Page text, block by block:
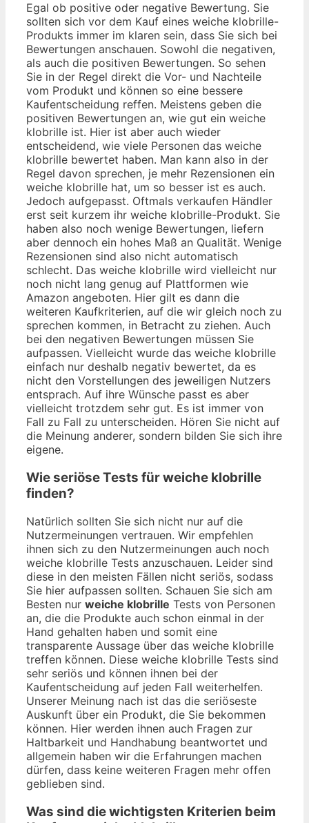
Egal ob positive oder negative Bewertung. Sie
sollten sich vor dem Kauf eines weiche klobrille-
Produkts immer im klaren sein, dass Sie sich bei
Bewertungen anschauen. Sowohl die negativen,
als auch die positiven Bewertungen. So sehen
Sie in der Regel direkt die Vor- und Nachteile
vom Produkt und können so eine bessere
Kaufentscheidung reffen. Meistens geben die
positiven Bewertungen an, wie gut ein weiche
klobrille ist. Hier ist aber auch wieder
entscheidend, wie viele Personen das weiche
klobrille bewertet haben. Man kann also in der
Regel davon sprechen, je mehr Rezensionen ein
weiche klobrille hat, um so besser ist es auch.
Jedoch aufgepasst. Oftmals verkaufen Händler
erst seit kurzem ihr weiche klobrille-Produkt. Sie
haben also noch wenige Bewertungen, liefern
aber dennoch ein hohes Maß an Qualität. Wenige
Rezensionen sind also nicht automatisch
schlecht. Das weiche klobrille wird vielleicht nur
noch nicht lang genug auf Plattformen wie
Amazon angeboten. Hier gilt es dann die
weiteren Kaufkriterien, auf die wir gleich noch zu
sprechen kommen, in Betracht zu ziehen. Auch
bei den negativen Bewertungen müssen Sie
aufpassen. Vielleicht wurde das weiche klobrille
einfach nur deshalb negativ bewertet, da es
nicht den Vorstellungen des jeweiligen Nutzers
entsprach. Auf ihre Wünsche passt es aber
vielleicht trotzdem sehr gut. Es ist immer von
Fall zu Fall zu unterscheiden. Hören Sie nicht auf
die Meinung anderer, sondern bilden Sie sich ihre
eigene.
Wie seriöse Tests für weiche klobrille
finden?
Natürlich sollten Sie sich nicht nur auf die
Nutzermeinungen vertrauen. Wir empfehlen
ihnen sich zu den Nutzermeinungen auch noch
weiche klobrille Tests anzuschauen. Leider sind
diese in den meisten Fällen nicht seriös, sodass
Sie hier aufpassen sollten. Schauen Sie sich am
Besten nur weiche klobrille Tests von Personen
an, die die Produkte auch schon einmal in der
Hand gehalten haben und somit eine
transparente Aussage über das weiche klobrille
treffen können. Diese weiche klobrille Tests sind
sehr seriös und können ihnen bei der
Kaufentscheidung auf jeden Fall weiterhelfen.
Unserer Meinung nach ist das die seriöseste
Auskunft über ein Produkt, die Sie bekommen
können. Hier werden ihnen auch Fragen zur
Haltbarkeit und Handhabung beantwortet und
allgemein haben wir die Erfahrungen machen
dürfen, dass keine weiteren Fragen mehr offen
geblieben sind.
Was sind die wichtigsten Kriterien beim